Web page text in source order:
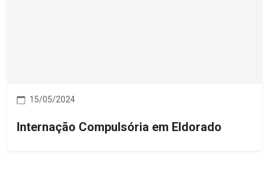
15/05/2024
Internação Compulsória em Eldorado